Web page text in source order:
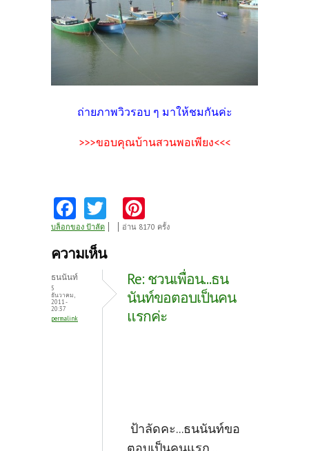
ถ่ายภาพวิวรอบ ๆ มาให้ชมกันค่ะ
>>>ขอบคุณบ้านสวนพอเพียง<<<
Fa
ce
b
o
k
w
itt
nt
es
t
บล็อกของ ป้าลัด อ่าน 8170 ครั้ง
ความเห็น
ธนนันท์
5
ธันวาคม,
2011 -
20:37
permalink
Re: ชวนเพื่อน...ธน
นันท์ขอตอบเป็นคน
แรกค่ะ
ป้าลัดคะ...ธนนันท์ขอ